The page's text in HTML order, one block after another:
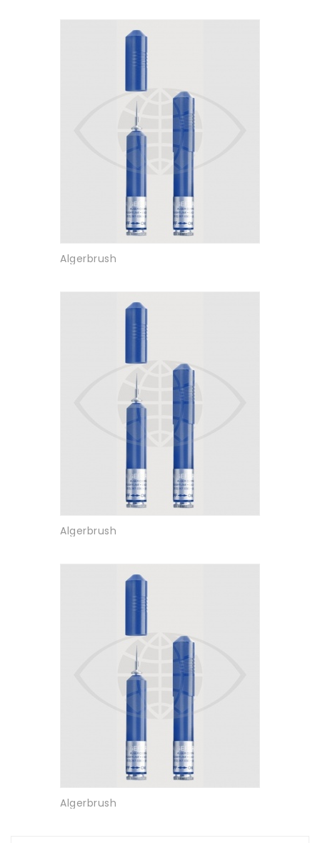
Algerbrush
Algerbrush
Algerbrush